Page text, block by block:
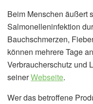
Beim Menschen äußert
Salmonelleninfektion
Bauchschmerzen,
können mehrere Tage
Verbraucherschutz und
seinerWebseite.
Wer das betroffene